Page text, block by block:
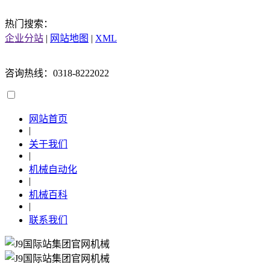
热门搜索：
企业分站 | 网站地图 | XML
咨询热线：0318-8222022
网站首页
|
关于我们
|
机械自动化
|
机械百科
|
联系我们